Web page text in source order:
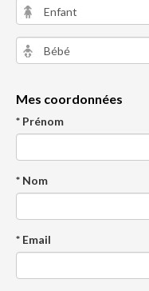
Mes coordonnées
* Prénom
* Nom
* Email